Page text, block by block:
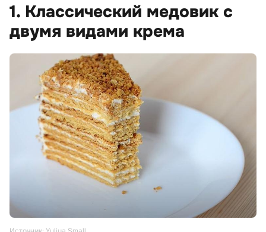
1. Классический медовик с
двумя видами крема